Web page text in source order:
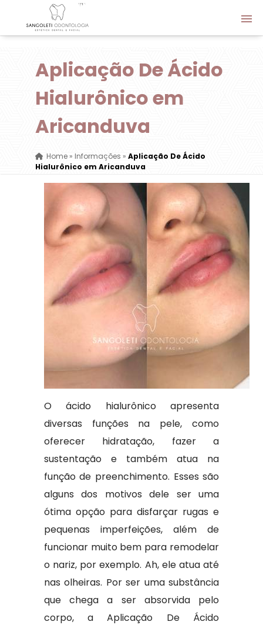
Aplicação De Ácido
Hialurônico em
Aricanduva
Home» Informações » Aplicação De Ácido
Hialurônico em Aricanduva
O ácido hialurônico apresenta
diversas funções na pele, como
oferecer hidratação, fazer a
sustentação e também atua na
função de preenchimento. Esses são
alguns dos motivos dele ser uma
ótima opção para disfarçar rugas e
pequenas imperfeições, além de
funcionar muito bem para remodelar
o nariz, por exemplo. Ah, ele atua até
nas olheiras. Por ser uma substância
que chega a ser absorvida pelo
corpo, a Aplicação De Ácido